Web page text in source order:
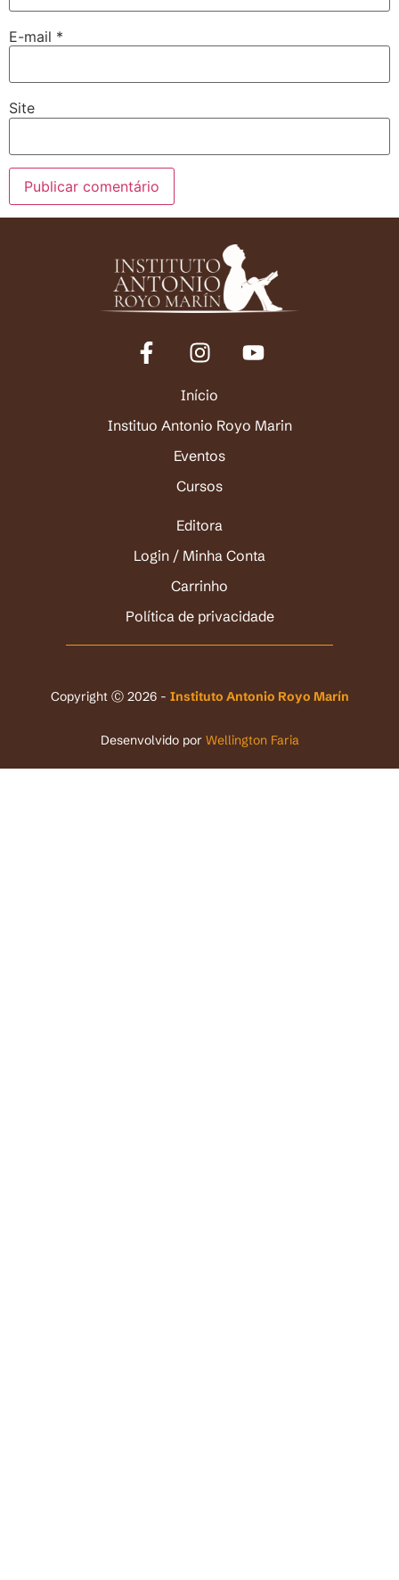
E-mail *
Site
Início
Instituo Antonio Royo Marin
Eventos
Cursos
Editora
Login / Minha Conta
Carrinho
Política de privacidade
Copyright Ⓒ 2026 - Instituto Antonio Royo Marín
Desenvolvido por Wellington Faria